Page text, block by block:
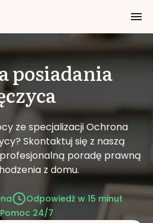
posiadania
ze specjalizacji Ochrona
Skontaktuj się z naszą
poradę prawną
z domu.
Odpowiedź w 15 minut
Pomoc 24/7